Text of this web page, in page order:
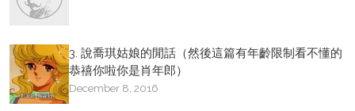
3. 說喬琪姑娘的閒話（然後這篇有年齡限制看不懂的
恭禧你啦你是肖年郎）
December 8, 2016